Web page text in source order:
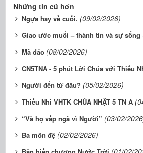
Những tin cũ hơn
Ngựa hay về cuối. (09/02/2026)
Giao ước muối – thành tín và sự sống
Mã đáo (08/02/2026)
CN5TNA - 5 phút Lời Chúa với Thiếu
Người đến từ đâu? (05/02/2026)
​​​​​​​Thiếu Nhi VHTK CHÚA NHẬT 5 TN A
“Và họ vấp ngã vì Người” (03/02/
Ba môn đệ (02/02/2026)